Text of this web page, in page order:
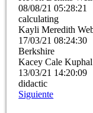
08/08/21 05:28:21
calculating
Kayli Meredith
17/03/21 08:24:30
Berkshire
Kacey Cale Kuphal
13/03/21 14:20:09
didactic
Siguiente